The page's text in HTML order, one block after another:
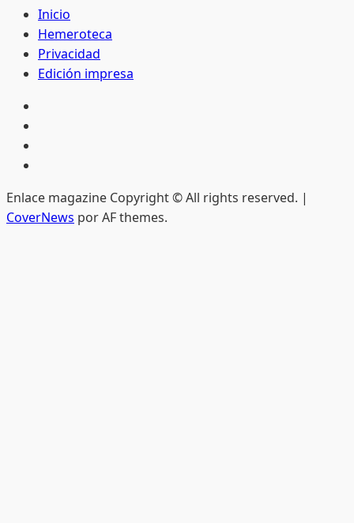
Inicio
Hemeroteca
Privacidad
Edición impresa
Enlace magazine Copyright © All rights reserved. |
CoverNews por AF themes.